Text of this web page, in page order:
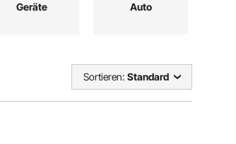
Geräte Auto
Sortieren: Standard